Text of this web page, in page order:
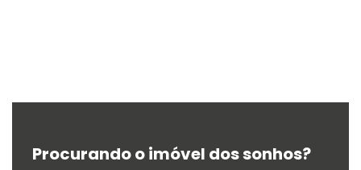
Procurando o imóvel dos sonhos?